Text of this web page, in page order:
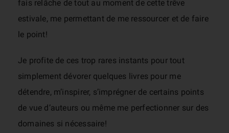
fais relâche de tout au moment de cette trêve
estivale, me permettant de me ressourcer et de faire
le point!
Je profite de ces trop rares instants pour tout
simplement dévorer quelques livres pour me
détendre, m’inspirer, s’imprégner de certains points
de vue d’auteurs ou même me perfectionner sur des
domaines si nécessaire!